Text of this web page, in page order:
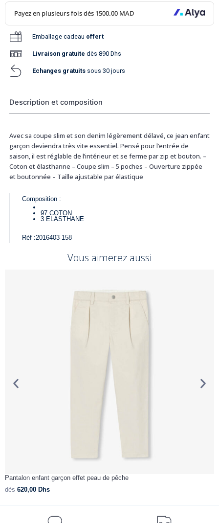
Emballage cadeau offert
Livraison gratuite dès 890 Dhs
Echanges gratuits sous 30 jours
Description et composition
Avec sa coupe slim et son denim légèrement délavé, ce jean enfant
garçon deviendra très vite essentiel. Pensé pour l’entrée de
saison, il est réglable de l’intérieur et se ferme par zip et bouton. –
Coton et élasthanne – Coupe slim – 5 poches – Ouverture zippée
et boutonnée – Taille ajustable par élastique
Composition :
97 COTON
3 ELASTHANE
Réf :2016403-158
Vous aimerez aussi
Pantalon enfant garçon effet peau de pêche
dès 620,00 Dhs